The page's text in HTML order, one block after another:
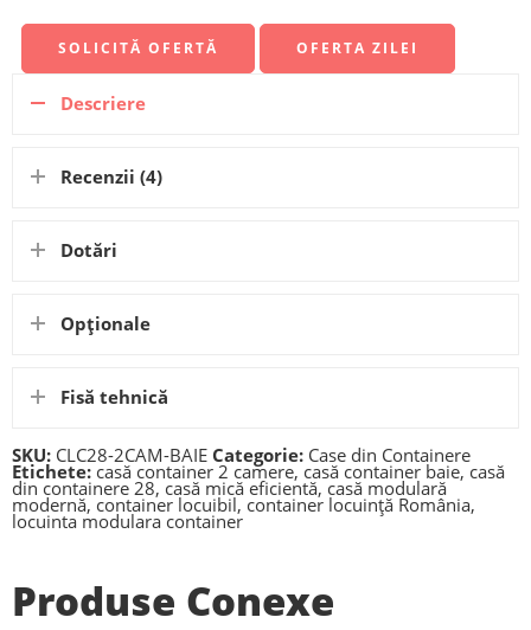
SOLICITĂ OFERTĂ OFERTA ZILEI
Descriere
Recenzii (4)
Dotări
Opționale
Fisă tehnică
SKU: CLC28-2CAM-BAIE Categorie: Case din Containere
Etichete: casă container 2 camere, casă container baie, casă
din containere 28, casă mică eficientă, casă modulară
modernă, container locuibil , container locuință România,
locuinta modulara container
Produse Conexe